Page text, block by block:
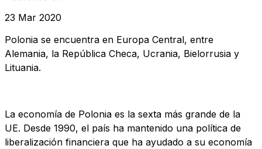
23 Mar 2020
Polonia se encuentra en Europa Central, entre
Alemania, la República Checa, Ucrania, Bielorrusia y
Lituania.
La economía de Polonia es la sexta más grande de la
UE. Desde 1990, el país ha mantenido una política de
liberalización financiera que ha ayudado a su economía